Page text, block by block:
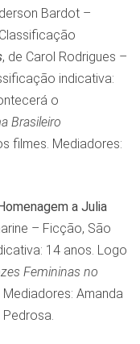
Bardot –
, de Carol Rodrigues –
indicativa:
o
Brasileiro
filmes. Mediadores:
a Julia
– Ficção, São
14 anos. Logo
Femininas no
Amanda